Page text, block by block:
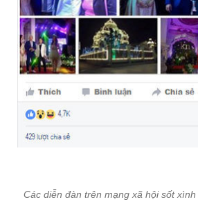
Các diễn đàn trên mạng xã hội sốt